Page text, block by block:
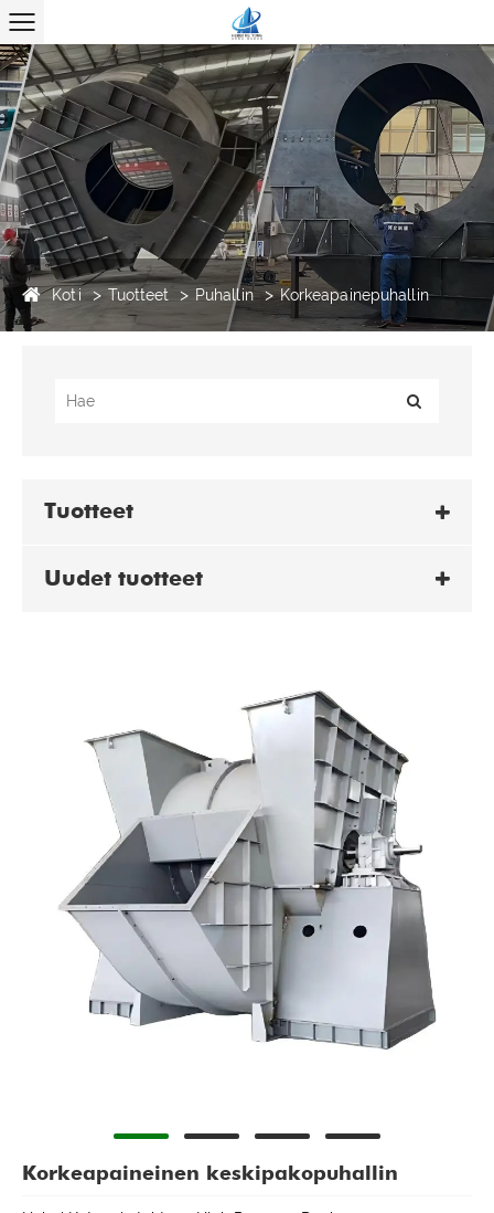
Koti Tuotteet Puhallin Korkeapainepuhallin
Tuotteet
Uudet tuotteet
Korkeapaineinen keskipakopuhallin